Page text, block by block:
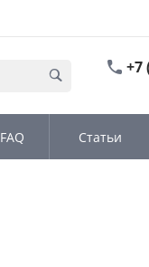
+7
FAQ Статьи